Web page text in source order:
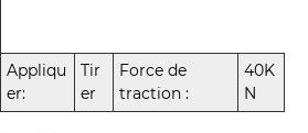
Appliqu
er:
Tir
er
Force de
traction :
40K
N